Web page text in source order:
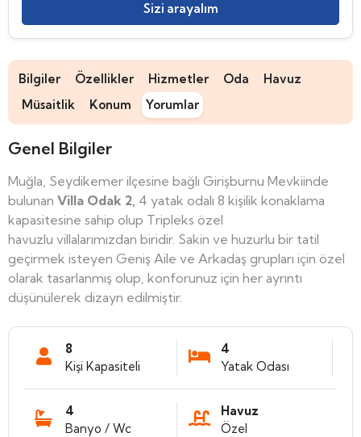
Bilgiler Özellikler Hizmetler Oda
Havuz
Müsaitlik
Konum Yorumlar
Genel Bilgiler
Muğla, Seydikemer ilçesine bağlı Girişburnu Mevkiinde
bulunan Villa Odak 2, 4 yatak odalı 8 kişilik konaklama
kapasitesine sahip olup Tripleks özel
havuzlu villalarımızdan biridir. Sakin ve huzurlu bir tatil
geçirmek isteyen Geniş Aile ve Arkadaş grupları için özel
olarak tasarlanmış olup, konforunuz için her ayrıntı
düşünülerek dizayn edilmiştir.
8
Kişi Kapasiteli
4
Yatak Odası
4
Banyo / Wc
Havuz
Özel
Sizi arayalım